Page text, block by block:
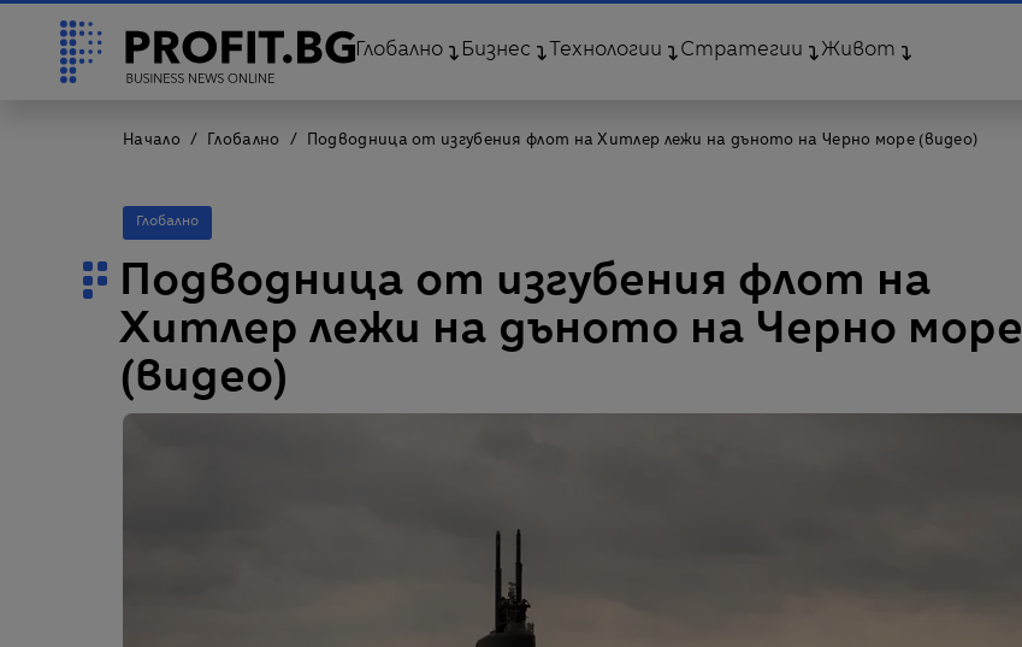
Глобално Бизнес Технологии Стратегии Живот
Начало Глобално Подводница от изгубения флот на Хитлер лежи на дъното на Черно море (видео)
Глобално
Подводница от изгубения флот на
Хитлер лежи на дъното на Черно море
(видео)